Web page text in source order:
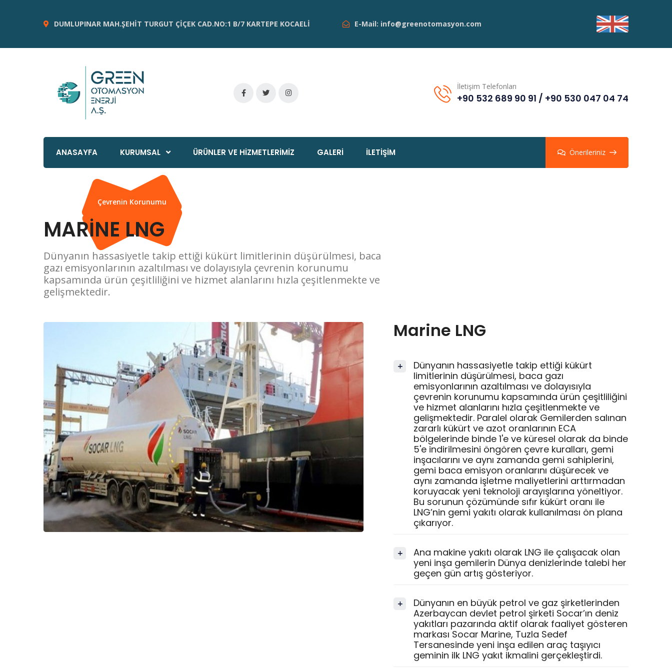
DUMLUPINAR MAH.ŞEHİT TURGUT ÇİÇEK CAD.NO:1 B/7 KARTEPE KOCAELİ E-Mail: info@greenotomasyon.com
İletişim Telefonları
+90 532 689 90 91 / +90 530 047 04 74
ANASAYFA KURUMSAL ÜRÜNLER VE HİZMETLERİMİZ GALERİ İLETİŞİM Önerileriniz
MARİNE LNG
Çevrenin Korunumu
Dünyanın hassasiyetle takip ettiği kükürt limitlerinin düşürülmesi, baca
gazı emisyonlarının azaltılması ve dolayısıyla çevrenin korunumu
kapsamında ürün çeşitliliğini ve hizmet alanlarını hızla çeşitlenmekte ve
gelişmektedir.
Marine LNG
+
Dünyanın hassasiyetle takip ettiği kükürt
limitlerinin düşürülmesi, baca gazı
emisyonlarının azaltılması ve dolayısıyla
çevrenin korunumu kapsamında ürün çeşitliliğini
ve hizmet alanlarını hızla çeşitlenmekte ve
gelişmektedir. Paralel olarak Gemilerden salınan
zararlı kükürt ve azot oranlarının ECA
bölgelerinde binde 1'e ve küresel olarak da binde
5'e indirilmesini öngören çevre kuralları, gemi
inşacılarını ve aynı zamanda gemi sahiplerini,
gemi baca emisyon oranlarını düşürecek ve
aynı zamanda işletme maliyetlerini arttırmadan
koruyacak yeni teknoloji arayışlarına yöneltiyor.
Bu sorunun çözümünde sıfır kükürt oranı ile
LNG’nin gemi yakıtı olarak kullanılması ön plana
çıkarıyor.
+
Ana makine yakıtı olarak LNG ile çalışacak olan
yeni inşa gemilerin Dünya denizlerinde talebi her
geçen gün artış gösteriyor.
+
Dünyanın en büyük petrol ve gaz şirketlerinden
Azerbaycan devlet petrol şirketi Socar’ın deniz
yakıtları pazarında aktif olarak faaliyet gösteren
markası Socar Marine, Tuzla Sedef
Tersanesinde yeni inşa edilen araç taşıyıcı
geminin ilk LNG yakıt ikmalini gerçekleştirdi.